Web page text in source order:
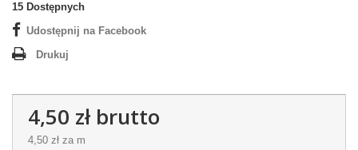
15 Dostępnych
Udostępnij na Facebook
Drukuj
4,50 złbrutto
4,50 zł za m